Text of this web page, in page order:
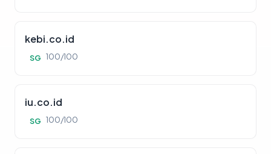
kebi.co.id
SG 100/100
iu.co.id
SG 100/100